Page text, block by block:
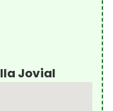
Jovial